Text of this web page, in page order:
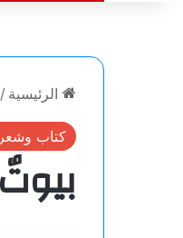
الرئيسية /
كتاب